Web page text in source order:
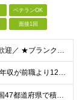
ベテランOK
面接1回
＼CAD経験をお持ちの方は大歓迎／ ★ブランクがある方・スキルアップしたい方もOK！ ■人物重視の採用 ■転職回数不問 ■学歴不問 ＼こんな方にピッタリです／ ◆今よりもっとスキルを磨きたい ◆機
★経験者は月給38万円以上 ★年収が前職より120万円アップした実績あり ★前職の給与を最大限に考慮します！ 【経験者】 ■月給38万円～80万円＋各種手当＋賞与年2回 【未経験者/首都圏】 ■月
★23区内や大阪市内など、全国47都道府県で積極採用中！ ★直行直帰OK◎ ★U・Iターン歓迎 ★会社都合の転勤なし！ ご家族の転勤などに合わせた勤務先の変更はOK◎ ★大阪・東京・名古屋・福岡への引